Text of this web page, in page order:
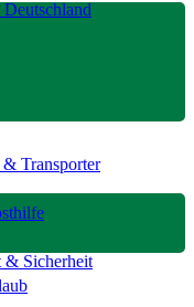
& Transporter
& Sicherheit